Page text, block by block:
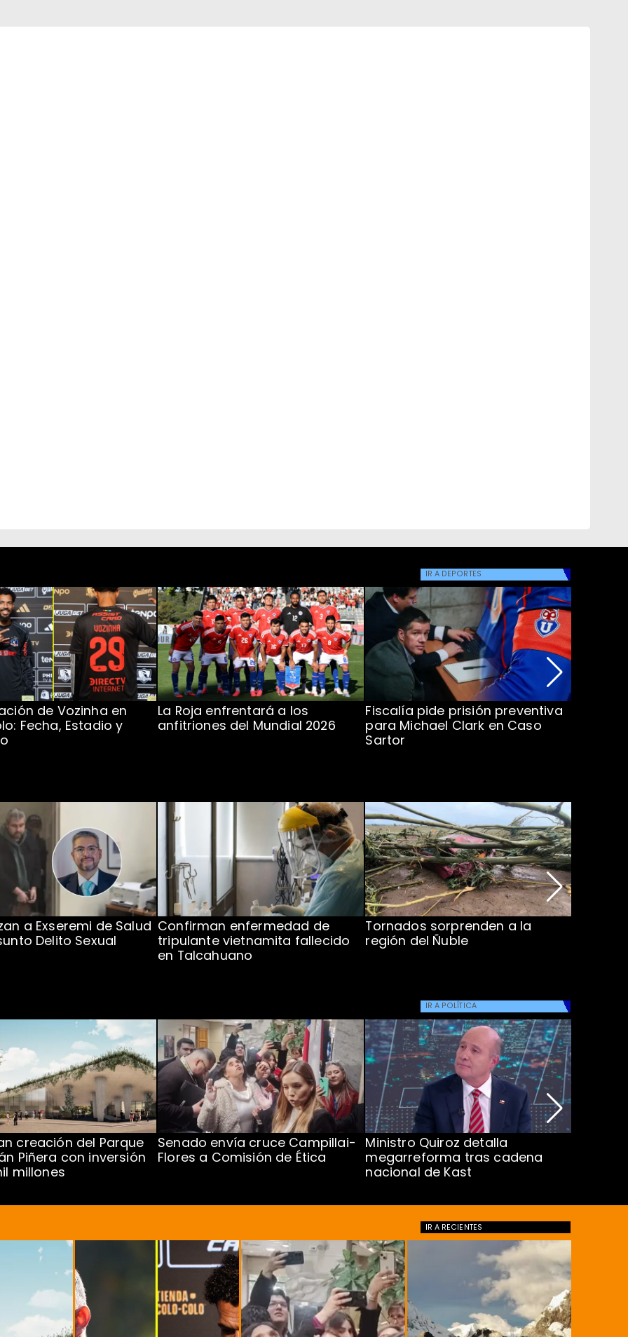
IR A DEPORTES
de Vozinha en
Fecha, Estadio y
La Roja enfrentará a los
anfitriones del Mundial 2026
Fiscalía pide prisión preventiva
para Michael Clark en Caso
Sartor
a Exseremi de Salud
Delito Sexual
Confirman enfermedad de
tripulante vietnamita fallecido
en Talcahuano
Tornados sorprenden a la
región del Ñuble
IR A POLÍTICA
creación del Parque
Piñera con inversión
millones
Senado envía cruce Campillai-
Flores a Comisión de Ética
Ministro Quiroz detalla
megarreforma tras cadena
nacional de Kast
IR A RECIENTES